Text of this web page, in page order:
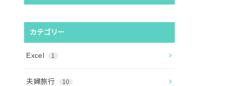
カテゴリー
Excel 1
夫婦旅行 10